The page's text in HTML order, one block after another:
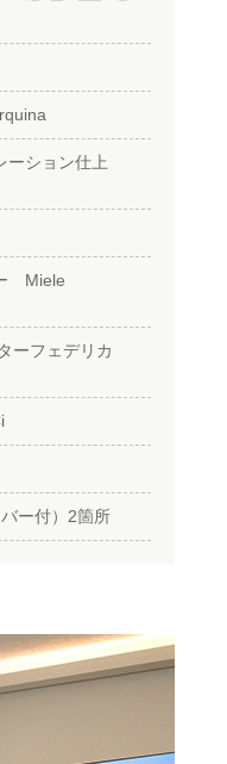
ション仕上
Miele
ーフェデリカ
ー付）2箇所